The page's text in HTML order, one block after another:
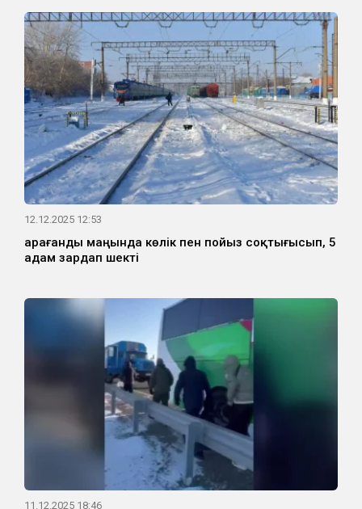
12.12.2025 12:53
Қарағанды маңында көлік пен пойыз соқтығысып, 5
адам зардап шекті
11.12.2025 18:46